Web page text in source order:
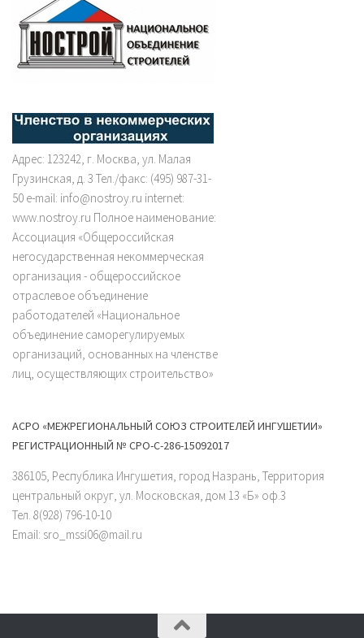
Адрес: 123242, г. Москва, ул. Малая
Грузинская, д. 3 Тел./факс: (495) 987-31-
50 e-mail: info@nostroy.ru internet:
www.nostroy.ru Полное наименование:
Ассоциация «Общероссийская
негосударственная некоммерческая
организация - общероссийское
отраслевое объединение
работодателей «Национальное
объединение саморегулируемых
организаций, основанных на членстве
лиц, осуществляющих строительство»
АСРО «МЕЖРЕГИОНАЛЬНЫЙ СОЮЗ СТРОИТЕЛЕЙ ИНГУШЕТИИ»
РЕГИСТРАЦИОННЫЙ № СРО-С-286-15092017
386105, Республика Ингушетия, город Назрань, Территория
центральный округ, ул. Московская, дом 13 «Б» оф.3
Тел. 8(928) 796-10-10
Email: sro_mssi06@mail.ru